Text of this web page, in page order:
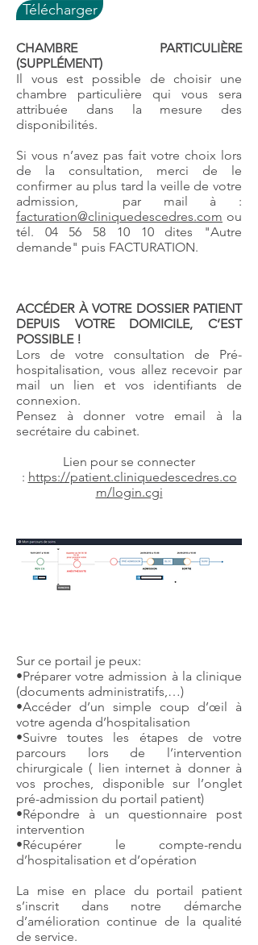
Télécharger
CHAMBRE PARTICULIÈRE
(SUPPLÉMENT)
Il vous est possible de choisir une
chambre particulière qui vous sera
attribuée dans la mesure des
disponibilités.
Si vous n’avez pas fait votre choix lors
de la consultation, merci de le
confirmer au plus tard la veille de votre
admission, par mail à :
facturation@cliniquedescedres.com ou
tél. 04 56 58 10 10dites "Autre
demande" puis FACTURATION.
ACCÉDER À VOTRE DOSSIER PATIENT
DEPUIS VOTRE DOMICILE, C’EST
POSSIBLE !
Lors de votre consultation de Pré-
hospitalisation, vous allez recevoir par
mail un lien et vos identifiants de
connexion.
Pensez à donner votre email à la
secrétaire du cabinet.
Lien pour se connecter
: https://patient.cliniquedescedres.co
m/login.cgi
Sur ce portail je peux:
•Préparer votre admission à la clinique
(documents administratifs,…)
•Accéder d’un simple coup d’œil à
votre agenda d’hospitalisation
•Suivre toutes les étapes de votre
parcours lors de l’intervention
chirurgicale ( lien internet à donner à
vos proches, disponible sur l’onglet
pré-admission du portail patient)
•Répondre à un questionnaire post
intervention
•Récupérer le compte-rendu
d’hospitalisation et d’opération
La mise en place du portail patient
s’inscrit dans notre démarche
d’amélioration continue de la qualité
de service.